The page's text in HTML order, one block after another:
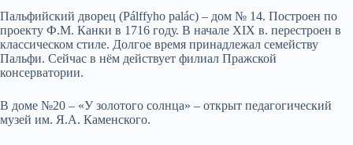
Пальфийский дворец (Pálffyho palác) – дом № 14. Построен по
проекту Ф.М. Канки в 1716 году. В начале XIX в. перестроен в
классическом стиле. Долгое время принадлежал семейству
Пальфи. Сейчас в нём действует филиал Пражской
консерватории.
В доме №20 – «У золотого солнца» – открыт педагогический
музей им. Я.А. Каменского.